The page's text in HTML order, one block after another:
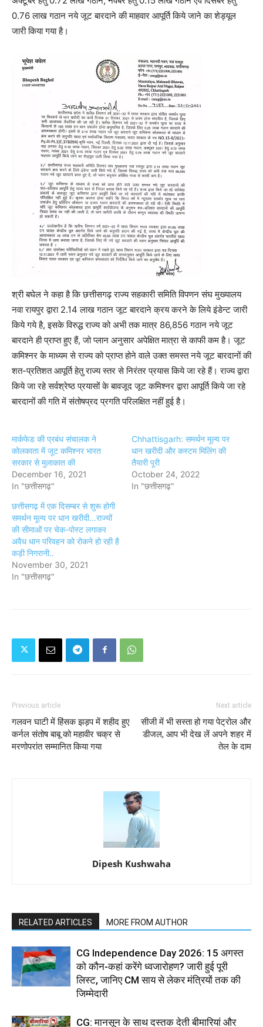
0.76 लाख गठान नये जूट बारदाने की माहवार आपूर्ति किये जाने का शेड्यूल
जारी किया गया है।
श्री बघेल ने कहा है कि छत्तीसगढ़ राज्य सहकारी समिति विपणन संघ मुख्यालय
नवा रायपुर द्वारा 2.14 लाख गठान जूट बारदाने क्रय करने के लिये इंडेन्ट जारी
किये गये है, इसके विरुद्ध राज्य को अभी तक मात्र 86,856 गठान नये जूट
बारदाने ही प्राप्त हुए हैं, जो प्लान अनुसार अपेक्षित मात्रा से काफी कम है। जूट
कमिश्नर के माध्यम से राज्य को प्राप्त होने वाले उक्त समस्त नये जूट बारदानों की
शत-प्रतिशत आपूर्ति हेतु राज्य स्तर से निरंतर प्रयास किये जा रहे हैं। राज्य द्वारा
किये जा रहे सर्वश्रेष्ठ प्रयासों के बावजूद जूट कमिश्नर द्वारा आपूर्ति किये जा रहे
बारदानों की गति में संतोषप्रद प्रगति परिलक्षित नहीं हुई है।
मार्कफेड की प्रबंध संचालक ने
कोलकाता में जूट कमिश्नर भारत
सरकार से मुलाकात की
December 16, 2021
In "छत्तीसगढ़"
Chhattisgarh: समर्थन मूल्य पर
धान खरीदी और कस्टम मिलिंग की
तैयारी पूरी
October 24, 2022
In "छत्तीसगढ़"
छत्तीसगढ़ में एक दिसम्बर से शुरू होगी
समर्थन मूल्य पर धान खरीदी...राज्यों
की सीमाओं पर चेक-पोस्ट लगाकर
अवैध धान परिवहन को रोकने हो रही है
कड़ी निगरानी..
November 30, 2021
In "छत्तीसगढ़"
Previous article
गलवन घाटी में हिंसक झड़प में शहीद हुए
कर्नल संतोष बाबू को महावीर चक्र से
मरणोपरांत सम्मानित किया गया
Next article
सीजी में भी सस्ता हो गया पेट्रोल और
डीजल, आप भी देख लें अपने शहर में
तेल के दाम
Dipesh Kushwaha
RELATED ARTICLES MORE FROM AUTHOR
CG Independence Day 2026: 15 अगस्त
को कौन-कहां करेंगे ध्वजारोहण? जारी हुई पूरी
लिस्ट, जानिए CM साय से लेकर मंत्रियों तक की
जिम्मेदारी
CG: मानसून के साथ दस्तक देती बीमारियां और